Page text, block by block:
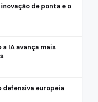
de ponta e o
IA avança mais
defensiva europeia